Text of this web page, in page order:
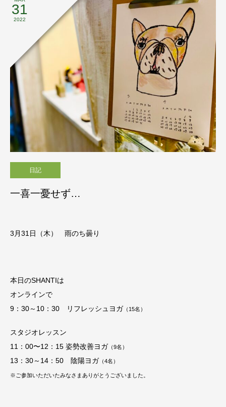
31
2022
日記
一喜一憂せず…
3月31日（木） 雨のち曇り
本日のSHANTIは
オンラインで
9：30～10：30 リフレッシュヨガ （15名）
スタジオレッスン
11：00〜12：15 姿勢改善ヨガ （9名）
13：30～14：50 陰陽ヨガ （4名）
※ご参加いただいたみなさまありがとうございました。